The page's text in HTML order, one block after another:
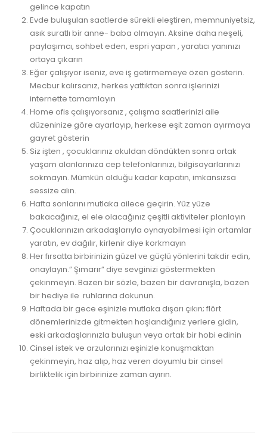
gelince kapatın
Evde buluşulan saatlerde sürekli eleştiren, memnuniyetsiz,
asık suratlı bir anne- baba olmayın. Aksine daha neşeli,
paylaşımcı, sohbet eden, espri yapan , yaratıcı yanınızı
ortaya çıkarın
Eğer çalışıyor iseniz, eve iş getirmemeye özen gösterin.
Mecbur kalırsanız, herkes yattıktan sonra işlerinizi
internette tamamlayın
Home ofis çalışıyorsanız , çalışma saatlerinizi aile
düzeninize göre ayarlayıp, herkese eşit zaman ayırmaya
gayret gösterin
Siz işten , çocuklarınız okuldan döndükten sonra ortak
yaşam alanlarınıza cep telefonlarınızı, bilgisayarlarınızı
sokmayın. Mümkün olduğu kadar kapatın, imkansızsa
sessize alın.
Hafta sonlarını mutlaka ailece geçirin. Yüz yüze
bakacağınız, el ele olacağınız çeşitli aktiviteler planlayın
Çocuklarınızın arkadaşlarıyla oynayabilmesi için ortamlar
yaratın, ev dağılır, kirlenir diye korkmayın
Her fırsatta birbirinizin güzel ve güçlü yönlerini takdir edin,
onaylayın.” Şımarır” diye sevginizi göstermekten
çekinmeyin. Bazen bir sözle, bazen bir davranışla, bazen
bir hediye ile ruhlarına dokunun.
Haftada bir gece eşinizle mutlaka dışarı çıkın; flört
dönemlerinizde gitmekten hoşlandığınız yerlere gidin,
eski arkadaşlarınızla buluşun veya ortak bir hobi edinin
Cinsel istek ve arzularınızı eşinizle konuşmaktan
çekinmeyin, haz alıp, haz veren doyumlu bir cinsel
birliktelik için birbirinize zaman ayırın.